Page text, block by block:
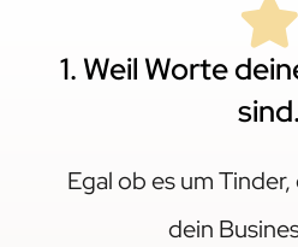
1. Weil Worte
sind.
Egal ob es um
dein